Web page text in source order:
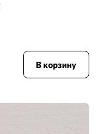
В корзину